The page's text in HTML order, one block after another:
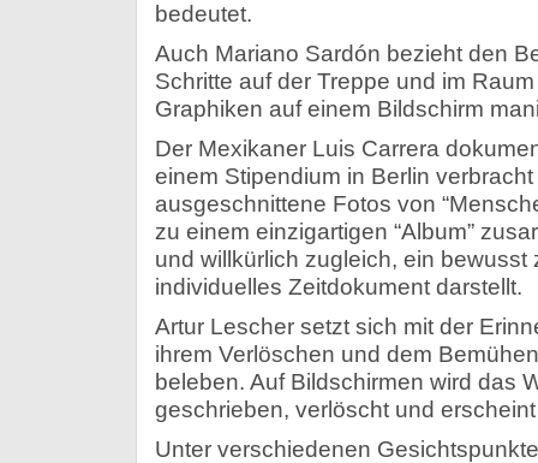
bedeutet.
Auch Mariano Sardón bezieht den
Schritte auf der Treppe und im
Graphiken auf einem Bildschirm
Der Mexikaner Luis Carrera
einem Stipendium in Berlin
ausgeschnittene Fotos von
zu einem einzigartigen “Album”
und willkürlich zugleich, ein bewusst
individuelles Zeitdokument darstellt.
Artur Lescher setzt sich mit der
ihrem Verlöschen und dem
beleben. Auf Bildschirmen wird das
geschrieben, verlöscht und
Unter verschiedenen